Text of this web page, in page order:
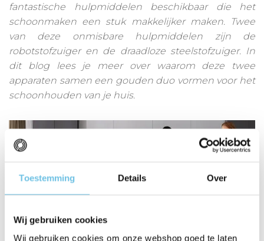
Toestemming Details Over
Wij gebruiken cookies
Wij gebruiken cookies om onze webshop goed te laten
fantastische hulpmiddelen beschikbaar die het
schoonmaken een stuk makkelijker maken. Twee
van deze onmisbare hulpmiddelen zijn de
robotstofzuiger en de draadloze steelstofzuiger. In
dit blog lees je meer over waarom deze twee
apparaten samen een gouden duo vormen voor het
schoonhouden van je huis.